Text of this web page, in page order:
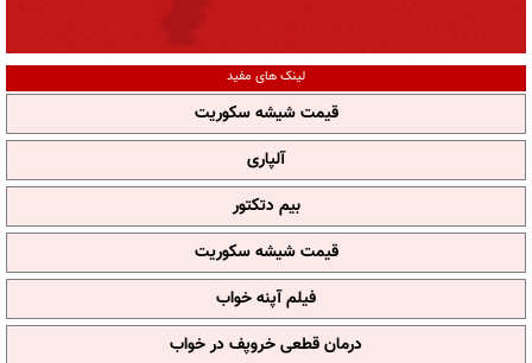
لینک های مفید
قیمت شیشه سکوریت
آلپاری
بیم دتکتور
قیمت شیشه سکوریت
فیلم آپنه خواب
درمان قطعی خروپف در خواب